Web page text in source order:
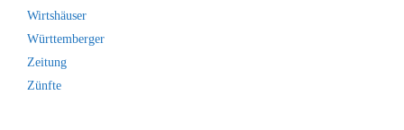
Wirtshäuser
Württemberger
Zeitung
Zünfte